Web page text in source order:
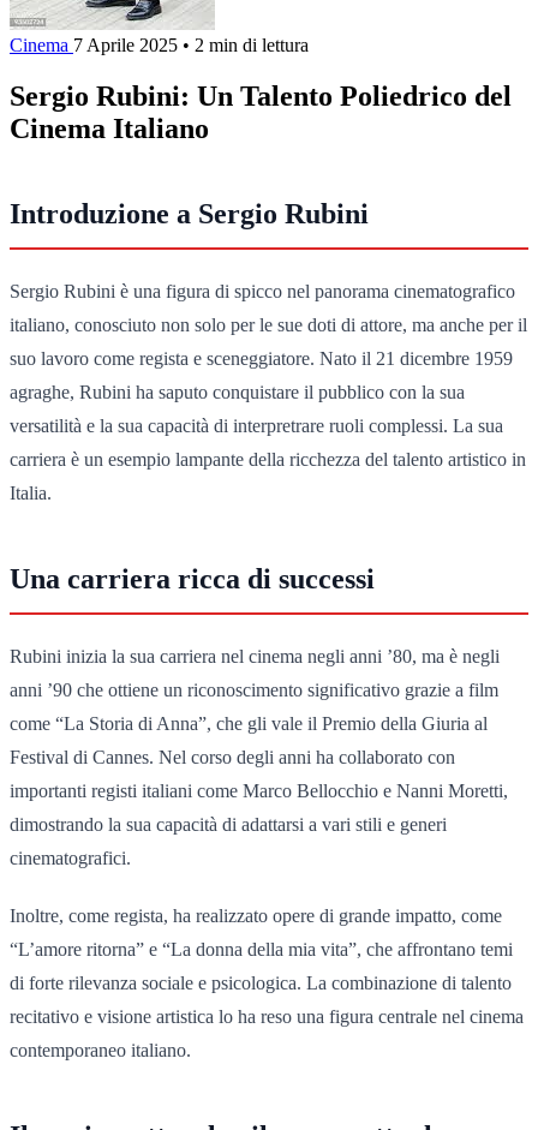
Cinema 7 Aprile 2025 • 2 min di lettura
Sergio Rubini: Un Talento Poliedrico del
Cinema Italiano
Introduzione a Sergio Rubini
Sergio Rubini è una figura di spicco nel panorama cinematografico
italiano, conosciuto non solo per le sue doti di attore, ma anche per il
suo lavoro come regista e sceneggiatore. Nato il 21 dicembre 1959
agraghe, Rubini ha saputo conquistare il pubblico con la sua
versatilità e la sua capacità di interpretrare ruoli complessi. La sua
carriera è un esempio lampante della ricchezza del talento artistico in
Italia.
Una carriera ricca di successi
Rubini inizia la sua carriera nel cinema negli anni ’80, ma è negli
anni ’90 che ottiene un riconoscimento significativo grazie a film
come “La Storia di Anna”, che gli vale il Premio della Giuria al
Festival di Cannes. Nel corso degli anni ha collaborato con
importanti registi italiani come Marco Bellocchio e Nanni Moretti,
dimostrando la sua capacità di adattarsi a vari stili e generi
cinematografici.
Inoltre, come regista, ha realizzato opere di grande impatto, come
“L’amore ritorna” e “La donna della mia vita”, che affrontano temi
di forte rilevanza sociale e psicologica. La combinazione di talento
recitativo e visione artistica lo ha reso una figura centrale nel cinema
contemporaneo italiano.